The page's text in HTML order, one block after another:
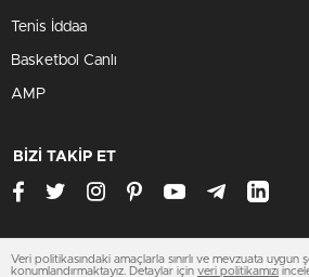
Tenis İddaa
Basketbol Canlı
AMP
BİZİ TAKİP ET
Veri politikasındaki amaçlarla sınırlı ve mevzuata uygun
konumlandırmaktayız. Detaylar için veri politikamızı